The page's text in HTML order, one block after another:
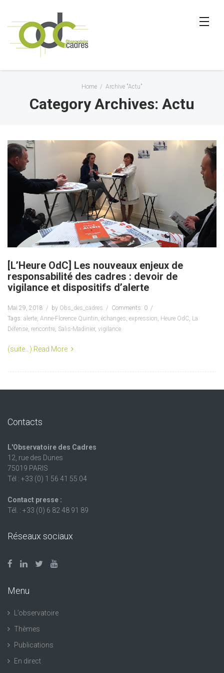
Home / Archive "Actu"
Category Archives: Actu
[L’Heure OdC] Les nouveaux enjeux de
responsabilité des cadres : devoir de
vigilance et dispositifs d’alerte
Mai 29, 2018 by Obs_des_cadres
Comments: 0
Tags: alerte, Anne-Florence Quintin, échanges, expression, Heure OdC, La
Défense, rencontre, Salis-Madinier, vigilance
(suite…) Read More
Contacts
L'Observatoire des Cadres
12, rue des Dunes
75019 PARIS
Tél : +33 (0) 1 56 41 55 04
Contact presse :
Tél. : +33 (0) 6 82 48 91 89
Réseaux sociaux
Menu
L’observatoire
Thèmes
Publications
En direct